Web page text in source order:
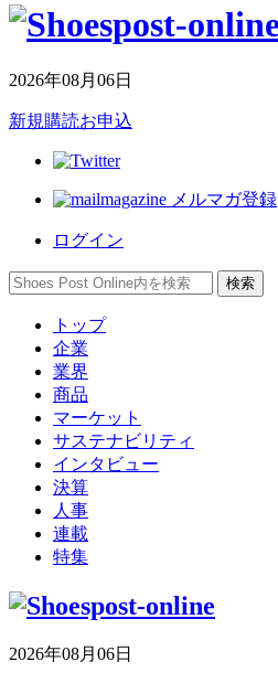
2026年08月06日
新規購読お申込
メルマガ登録
ログイン
トップ
企業
業界
商品
マーケット
サステナビリティ
インタビュー
決算
人事
連載
特集
2026年08月06日